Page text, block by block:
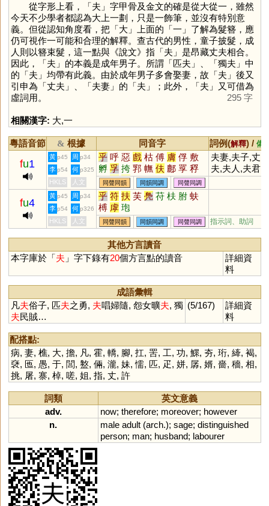
從字形上看，「夫 」字甲骨及金文的確是從大從一，雖然
今天不少學者都認為大上一劃，只是一飾筆，並沒有特別意
義。但從認知角度看，把「大」上面的「一 」了解為髮簪，應
仍可視作一可能和合理的解釋。查古代的男性，童子披髮，成
人則以簪束髮，這一點與《說文》指「夫 」是昂藏丈夫相合。
因此，「夫 」的本義是成年男子。所謂「匹夫」、「獨夫」中
的「夫 」均帶有此義。由於成年男子多會娶妻，故「夫 」後又
引申為「丈夫」、「夫妻」的「夫 」；此外，「夫 」又可借為
虛詞用。
295 字
相關漢字: 大,一
粵語音節 & 根據 同音字 詞例(解釋) / 備
fu1
黃 p45 周 p34 乎 呼 惡 戲 枯 傅 膚 俘 敷
孵 孚 挎 郛 幠 伕 鄜 罦 稃
骷 桴 鈇 刳 滹 趺 跗 莩 姇
垺 尃 衭 虖 痡 寣 歑 鳺 膴
謼 垀 荴 璷 桍 雽 橭 怤 糐
荂 紨 綒 跍 邞 砆 柎 胕 麩
枹 泭 虍
夫妻,夫子,丈
夫,夫人,夫君,
夫胥,夫子自道,
夫倡婦隨
李 p54 何 p325
HKLS 人文 同聲同韻 同韻同調 同聲同調
fu4
黃 p45 周 p34 乎 符 扶 芙 鳧 苻 枎 胕 蚨
榑 虖 玸
李 p54 何 p326
HKLS 人文 同聲同韻 同韻同調 同聲同調 指示詞、助詞
其他方言讀音
本字庫於「夫 」字下錄有20個方言點的讀音
詳細資
料
成語彙輯
凡夫俗子, 匹夫之勇, 夫唱婦隨, 怨女曠夫, 獨
夫民賊…
(5/167)
詳細資
料
配搭點:
病, 妻, 樵, 大, 擔, 凡, 霍, 轎, 腳, 扛, 罟, 工, 功, 鰥, 夯, 珩, 縴, 褐,
褎, 匜, 愚, 于, 閭, 盭, 倆, 瀧, 妹,懦, 匹, 疋, 姘, 孱, 婿, 嗇, 穡, 相,
挑, 屠, 寨, 棹, 嗟, 姐, 指, 丈, 許
詞類
英文意義
adv.
now; therefore; moreover; however
n.
male adult(arch.); sage; distinguished
person; man; husband; labourer